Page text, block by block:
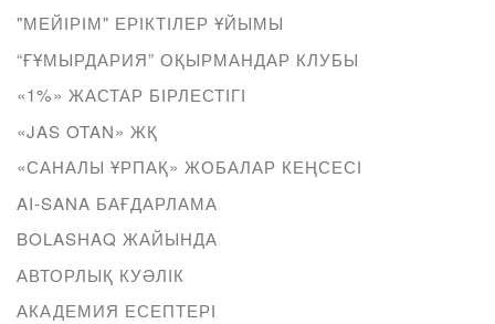
"МЕЙІРІМ" ЕРІКТІЛЕР ҰЙЫМЫ
“ҒҰМЫРДАРИЯ” ОҚЫРМАНДАР КЛУБЫ
«1%» ЖАСТАР БІРЛЕСТІГІ
«JAS OTAN» ЖҚ
«САНАЛЫ ҰРПАҚ» ЖОБАЛАР КЕҢСЕСІ
AI-SANA БАҒДАРЛАМА
BOLASHAQ ЖАЙЫНДА
АВТОРЛЫҚ КУӘЛІК
АКАДЕМИЯ ЕСЕПТЕРІ